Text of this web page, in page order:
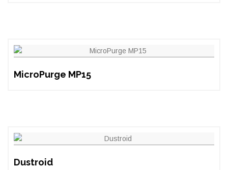
MicroPurge MP15
Dustroid